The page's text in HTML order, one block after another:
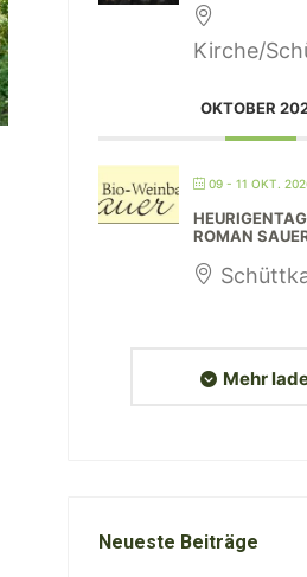
Kirche/
OKTOBER
09 - 11 OKT.
ROMAN
Mehr
Neueste Beiträge